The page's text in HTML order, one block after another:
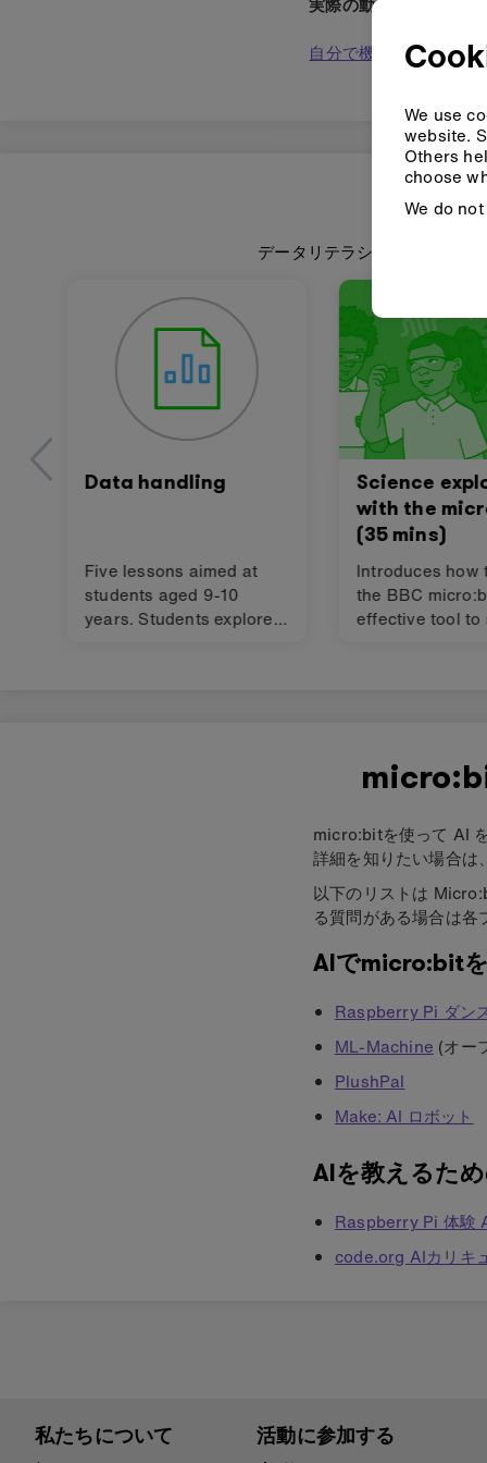
自分で機械学習モデル
データリテラシーは、AIリテ
Data handling
Five lessons aimed at
students aged 9-10
years. Students explore
Science
with the
(35 mins)
Introduces how
the BBC
effective tool to
that you can
your classroom.
micro:bitを使って AI
詳細を知りたい場合は
以下のリストは
る質問がある場合は
AIでmicro:bit
Raspberry Pi ダン
ML-Machine (オー
PlushPal
Make: AI ロボット
AIを教えるた
Raspberry Pi 体験
code.org AIカリキ
私たちについて
活動に参加する
We use
website.
Others
choose
We do